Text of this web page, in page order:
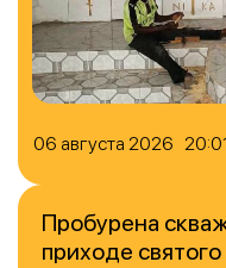
06 августа 2026
Пробурена
приходе